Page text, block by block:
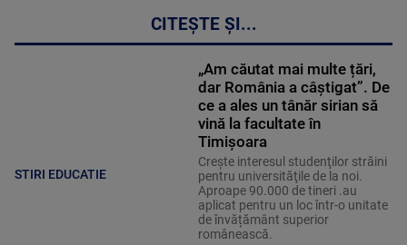
CITEȘTE ȘI...
STIRI EDUCATIE
„Am căutat mai multe țări,
dar România a câștigat”. De
ce a ales un tânăr sirian să
vină la facultate în
Timișoara
Creşte interesul studenţilor străini
pentru universităţile de la noi.
Aproape 90.000 de tineri .au
aplicat pentru un loc într-o unitate
de învățământ superior
românească.